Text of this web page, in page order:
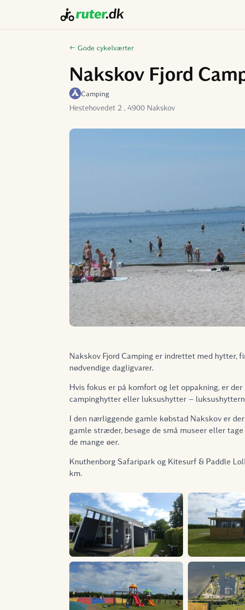
← Gode cykelværter
Nakskov Fjord
Camping
Hestehovedet 2 , 4900 Nakskov
Nakskov Fjord Camping er indrettet med hytter,
nødvendige dagligvarer.
Hvis fokus er på komfort og let oppakning, er
campinghytter eller luksushytter –
I den nærliggende gamle købstad Nakskov er
gamle stræder, besøge de små museer eller
de mange øer.
Knuthenborg Safaripark og Kitesurf & Paddle
km.